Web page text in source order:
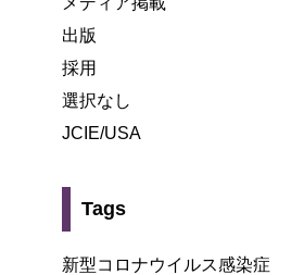
出版
採用
選択なし
JCIE/USA
Tags
新型コロナウイルス感染症